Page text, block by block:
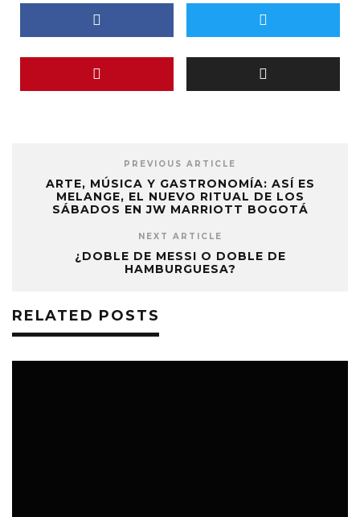
PREVIOUS ARTICLE
ARTE, MÚSICA Y GASTRONOMÍA: ASÍ ES
MELANGE, EL NUEVO RITUAL DE LOS
SÁBADOS EN JW MARRIOTT BOGOTÁ
NEXT ARTICLE
¿DOBLE DE MESSI O DOBLE DE
HAMBURGUESA?
RELATED POSTS